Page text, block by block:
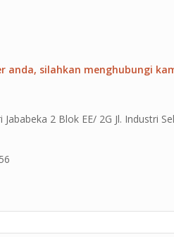
anda, silahkan menghubungi
2 Blok EE/ 2G Jl. Industri